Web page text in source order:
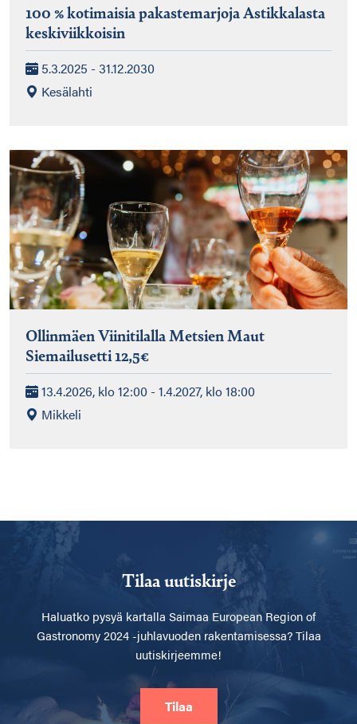
100 % kotimaisia pakastemarjoja Astikkalasta
keskiviikkoisin
5.3.2025 - 31.12.2030
Kesälahti
Ollinmäen Viinitilalla Metsien Maut
Siemailusetti 12,5€
13.4.2026, klo 12:00 - 1.4.2027, klo 18:00
Mikkeli
Tilaa uutiskirje
Haluatko pysyä kartalla Saimaa European Region of
Gastronomy 2024 -juhlavuoden rakentamisessa? Tilaa
uutiskirjeemme!
Tilaa